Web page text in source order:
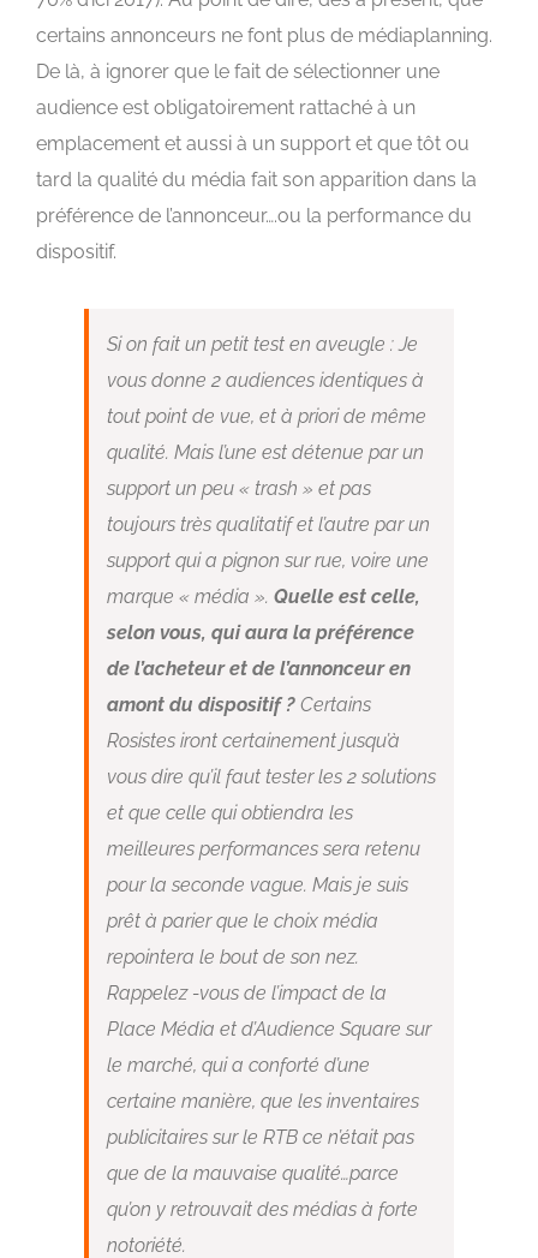
certains annonceurs ne font plus de médiaplanning.
De là, à ignorer que le fait de sélectionner une
audience est obligatoirement rattaché à un
emplacement et aussi à un support et que tôt ou
tard la qualité du média fait son apparition dans la
préférence de l’annonceur….ou la performance du
dispositif.
Si on fait un petit test en aveugle : Je
vous donne 2 audiences identiques à
tout point de vue, et à priori de même
qualité. Mais l’une est détenue par un
support un peu « trash » et pas
toujours très qualitatif et l’autre par un
support qui a pignon sur rue, voire une
marque « média ». Quelle est celle,
selon vous, qui aura la préférence
de l’acheteur et de l’annonceur en
amont du dispositif ? Certains
Rosistes iront certainement jusqu’à
vous dire qu’il faut tester les 2 solutions
et que celle qui obtiendra les
meilleures performances sera retenu
pour la seconde vague. Mais je suis
prêt à parier que le choix média
repointera le bout de son nez.
Rappelez -vous de l’impact de la
Place Média et d’Audience Square sur
le marché, qui a conforté d’une
certaine manière, que les inventaires
publicitaires sur le RTB ce n’était pas
que de la mauvaise qualité…parce
qu’on y retrouvait des médias à forte
notoriété.